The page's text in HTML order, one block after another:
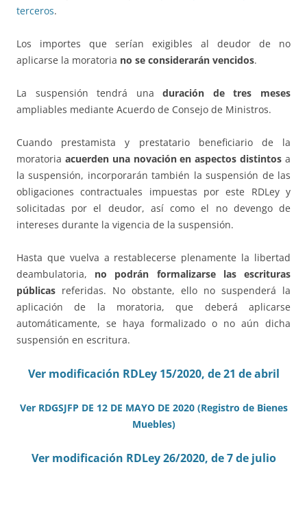
terceros.
Los importes que serían exigibles al deudor de no
aplicarse la moratoria no se considerarán vencidos.
La suspensión tendrá unaduración de tres meses
ampliables mediante Acuerdo de Consejo de Ministros.
Cuando prestamista y prestatario beneficiario de la
moratoria acuerden una novación en aspectos distintos a
la suspensión, incorporarán también la suspensión de las
obligaciones contractuales impuestas por este RDLey y
solicitadas por el deudor, así como el no devengo de
intereses durante la vigencia de la suspensión.
Hasta que vuelva a restablecerse plenamente la libertad
deambulatoria, no podrán formalizarse las escrituras
públicas referidas. No obstante, ello no suspenderá la
aplicación de la moratoria, que deberá aplicarse
automáticamente, se haya formalizado o no aún dicha
suspensión en escritura.
Ver modificación RDLey 15/2020, de 21 de abril
Ver RDGSJFP DE 12 DE MAYO DE 2020 (Registro de Bienes
Muebles)
Ver modificación RDLey 26/2020, de 7 de julio